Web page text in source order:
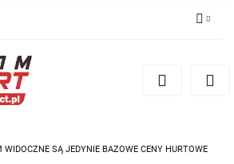
Zarejestruj się
WIDOCZNE SĄ JEDYNIE BAZOWE CENY HURTOWE